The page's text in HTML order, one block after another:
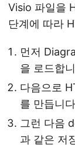
Visio 파일을
단계에 따라
먼저
을 로드합
다음으로
를 만듭니
그런 다음
과 같은 저